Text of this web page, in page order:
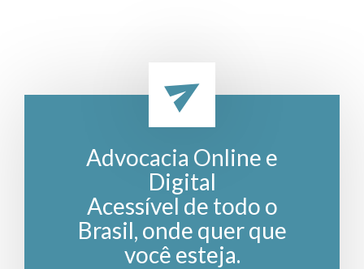
Advocacia Online e
Digital
Acessível de todo o
Brasil, onde quer que
você esteja.